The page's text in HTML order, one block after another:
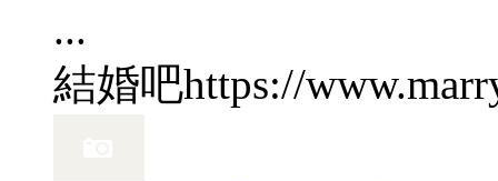
...
結婚吧https://